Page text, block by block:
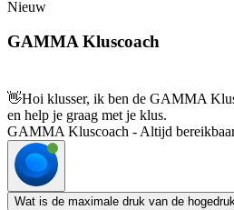
Nieuw
GAMMA Kluscoach
👋Hoi klusser, ik ben de GAMMA
en help je graag met je klus.
GAMMA Kluscoach - Altijd
Wat is de maximale druk van de